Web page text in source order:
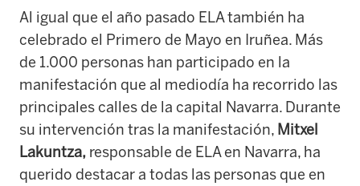
Al igual que el año pasado ELA también ha
celebrado el Primero de Mayo en Iruñea. Más
de 1.000 personas han participado en la
manifestación que al mediodía ha recorrido las
principales calles de la capital Navarra. Durante
su intervención tras la manifestación, Mitxel
Lakuntza, responsable de ELA en Navarra, ha
querido destacar a todas las personas que en